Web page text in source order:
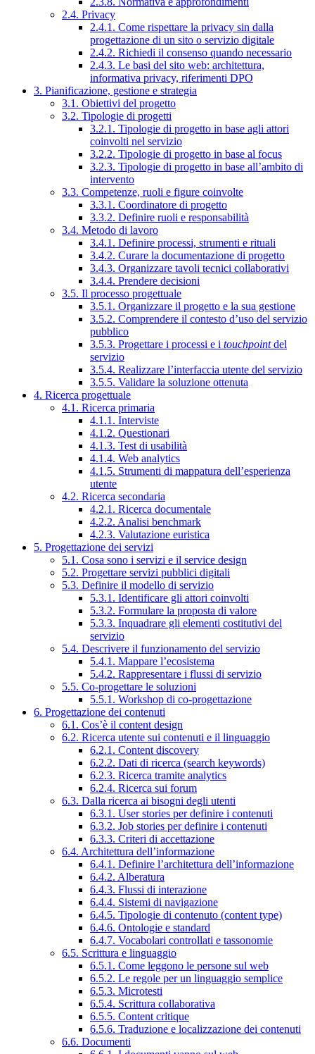
2.4. Privacy
2.4.1. Come rispettare la privacy sin dalla
progettazione di un sito o servizio digitale
2.4.2. Richiedi il consenso quando necessario
2.4.3. Le basi del sito web: architettura,
informativa privacy, riferimenti DPO
3. Pianificazione, gestione e strategia
3.1. Obiettivi del progetto
3.2. Tipologie di progetti
3.2.1. Tipologie di progetto in base agli attori
coinvolti nel servizio
3.2.2. Tipologie di progetto in base al focus
3.2.3. Tipologie di progetto in base all’ambito di
intervento
3.3. Competenze, ruoli e figure coinvolte
3.3.1. Coordinatore di progetto
3.3.2. Definire ruoli e responsabilità
3.4. Metodo di lavoro
3.4.1. Definire processi, strumenti e rituali
3.4.2. Curare la documentazione di progetto
3.4.3. Organizzare tavoli tecnici collaborativi
3.4.4. Prendere decisioni
3.5. Il processo progettuale
3.5.1. Organizzare il progetto e la sua gestione
3.5.2. Comprendere il contesto d’uso del servizio
pubblico
3.5.3. Progettare i processi e i touchpointdel
servizio
3.5.4. Realizzare l’interfaccia utente del servizio
3.5.5. Validare la soluzione ottenuta
4. Ricerca progettuale
4.1. Ricerca primaria
4.1.1. Interviste
4.1.2. Questionari
4.1.3. Test di usabilità
4.1.4. Web analytics
4.1.5. Strumenti di mappatura dell’esperienza
utente
4.2. Ricerca secondaria
4.2.1. Ricerca documentale
4.2.2. Analisi benchmark
4.2.3. Valutazione euristica
5. Progettazione dei servizi
5.1. Cosa sono i servizi e il service design
5.2. Progettare servizi pubblici digitali
5.3. Definire il modello di servizio
5.3.1. Identificare gli attori coinvolti
5.3.2. Formulare la proposta di valore
5.3.3. Inquadrare gli elementi costitutivi del
servizio
5.4. Descrivere il funzionamento del servizio
5.4.1. Mappare l’ecosistema
5.4.2. Rappresentare i flussi di servizio
5.5. Co-progettare le soluzioni
5.5.1. Workshop di co-progettazione
6. Progettazione dei contenuti
6.1. Cos’è il content design
6.2. Ricerca utente sui contenuti e il linguaggio
6.2.1. Content discovery
6.2.2. Dati di ricerca (search keywords)
6.2.3. Ricerca tramite analytics
6.2.4. Ricerca sui forum
6.3. Dalla ricerca ai bisogni degli utenti
6.3.1. User stories per definire i contenuti
6.3.2. Job stories per definire i contenuti
6.3.3. Criteri di accettazione
6.4. Architettura dell’informazione
6.4.1. Definire l’architettura dell’informazione
6.4.2. Alberatura
6.4.3. Flussi di interazione
6.4.4. Sistemi di navigazione
6.4.5. Tipologie di contenuto (content type)
6.4.6. Ontologie e standard
6.4.7. Vocabolari controllati e tassonomie
6.5. Scrittura e linguaggio
6.5.1. Come leggono le persone sul web
6.5.2. Le regole per un linguaggio semplice
6.5.3. Microtesti
6.5.4. Scrittura collaborativa
6.5.5. Content critique
6.5.6. Traduzione e localizzazione dei contenuti
6.6. Documenti